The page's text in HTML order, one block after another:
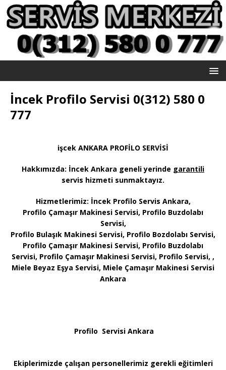
İncek Profilo Servisi 0(312) 580 0
777
işcek ANKARA PROFİLO SERVİSİ
Hakkımızda: İncek Ankara geneli yerinde garantili
servis hizmeti sunmaktayız.
Hizmetlerimiz: İncek Profilo Servis Ankara,
Profilo Çamaşır Makinesi Servisi, Profilo Buzdolabı
Servisi,
Profilo Bulaşık Makinesi Servisi, Profilo Bozdolabı Servisi,
Profilo Çamaşır Makinesi Servisi, Profilo Buzdolabı
Servisi, Profilo Çamaşır Makinesi Servisi, Profilo Servisi, ,
Miele Beyaz Eşya Servisi, Miele Çamaşır Makinesi Servisi
Ankara
Profilo Servisi Ankara
Ekiplerimizde çalışan personellerimiz gerekli eğitimleri